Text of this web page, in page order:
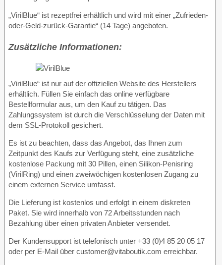
„VirilBlue“ ist rezeptfrei erhältlich und wird mit einer „Zufrieden-
oder-Geld-zurück-Garantie“ (14 Tage) angeboten.
Zusätzliche Informationen:
„VirilBlue“ ist nur auf der offiziellen Website des Herstellers
erhältlich. Füllen Sie einfach das online verfügbare
Bestellformular aus, um den Kauf zu tätigen. Das
Zahlungssystem ist durch die Verschlüsselung der Daten mit
dem SSL-Protokoll gesichert.
Es ist zu beachten, dass das Angebot, das Ihnen zum
Zeitpunkt des Kaufs zur Verfügung steht, eine zusätzliche
kostenlose Packung mit 30 Pillen, einen Silikon-Penisring
(VirilRing) und einen zweiwöchigen kostenlosen Zugang zu
einem externen Service umfasst.
Die Lieferung ist kostenlos und erfolgt in einem diskreten
Paket. Sie wird innerhalb von 72 Arbeitsstunden nach
Bezahlung über einen privaten Anbieter versendet.
Der Kundensupport ist telefonisch unter +33 (0)4 85 20 05 17
oder per E-Mail über customer@vitaboutik.com erreichbar.